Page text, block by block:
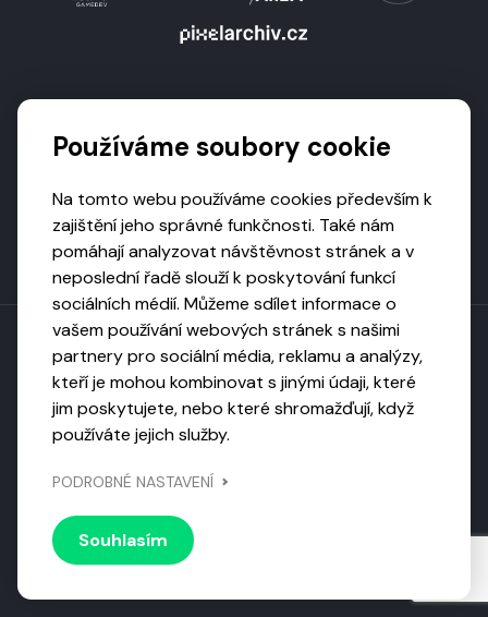
Toto dílo podléhá licenci CC BY-NC-ND
Uveďte původ, neužívejte komerčně, nezpracovávejte.
Národní knihovnou ČR
© 2026 Visiongame. Všechna práva vyhrazena.
ochrany soukromí
Používáme soubory cookie
Na tomto webu používáme cookies především k
zajištění jeho správné funkčnosti. Také nám
pomáhají analyzovat návštěvnost stránek a v
neposlední řadě slouží k poskytování funkcí
sociálních médií. Můžeme sdílet informace o
vašem používání webových stránek s našimi
partnery pro sociální média, reklamu a analýzy,
kteří je mohou kombinovat s jinými údaji, které
jim poskytujete, nebo které shromažďují, když
používáte jejich služby.
PODROBNÉ NASTAVENÍ
Souhlasím